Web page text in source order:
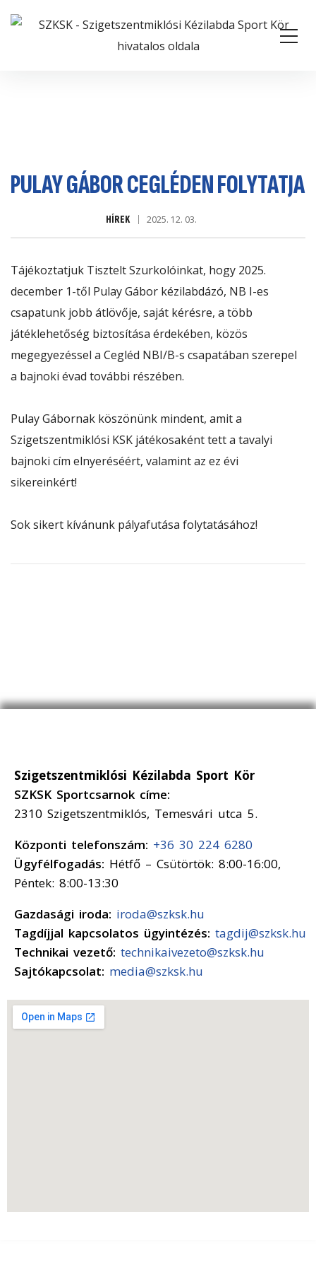
PULAY GÁBOR CEGLÉDEN FOLYTATJA
HÍREK 2025. 12. 03.
Tájékoztatjuk Tisztelt Szurkolóinkat, hogy 2025.
december 1-től Pulay Gábor kézilabdázó, NB I-es
csapatunk jobb átlövője, saját kérésre, a több
játéklehetőség biztosítása érdekében, közös
megegyezéssel a Cegléd NBI/B-s csapatában szerepel
a bajnoki évad további részében.
Pulay Gábornak köszönünk mindent, amit a
Szigetszentmiklósi KSK játékosaként tett a tavalyi
bajnoki cím elnyeréséért, valamint az ez évi
sikereinkért!
Sok sikert kívánunk pályafutása folytatásához!
Szigetszentmiklósi Kézilabda Sport Kör
SZKSK Sportcsarnok címe:
2310 Szigetszentmiklós, Temesvári utca 5.
Központi telefonszám: +36 30 224 6280
Ügyfélfogadás: Hétfő – Csütörtök: 8:00-16:00,
Péntek: 8:00-13:30
Gazdasági iroda: iroda@szksk.hu
Tagdíjjal kapcsolatos ügyintézés: tagdij@szksk.hu
Technikai vezető: technikaivezeto@szksk.hu
Sajtókapcsolat: media@szksk.hu